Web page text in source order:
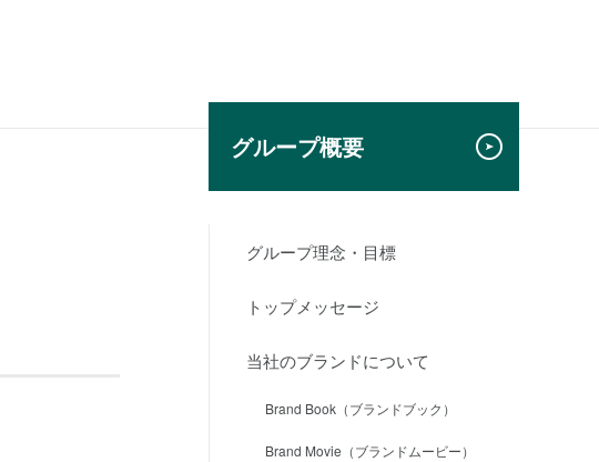
グループ概要
グループ理念・目標
トップメッセージ
当社のブランドについて
Brand Book（ブランドブック）
Brand Movie（ブランドムービー）